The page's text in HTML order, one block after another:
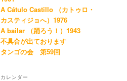
A Cátulo Castillo （カトゥロ・
カスティジョへ）1976
A bailar （踊ろう！）1943
不具合が出ております
タンゴの会 第59回
カレンダー